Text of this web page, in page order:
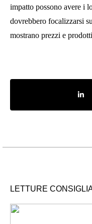
impatto possono avere i
dovrebbero focalizzarsi
mostrano prezzi e
LETTURE